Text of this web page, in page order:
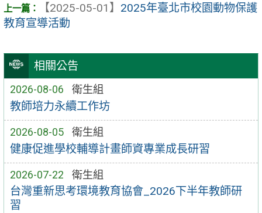
相關公告
2026-08-06 衛生組
教師培力永續工作坊
2026-08-05 衛生組
健康促進學校輔導計畫師資專業成長研習
2026-07-22 衛生組
台灣重新思考環境教育協會_2026下半年教師研
習
【2025-05-01】 2025年臺北市校園動物保護
教育宣導活動